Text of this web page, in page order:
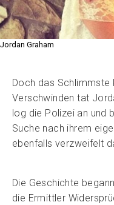
Jordan Graham
Doch das Schlimmste
Verschwinden tat
log die Polizei an und
Suche nach ihrem
ebenfalls verzweifelt
Die Geschichte
die Ermittler